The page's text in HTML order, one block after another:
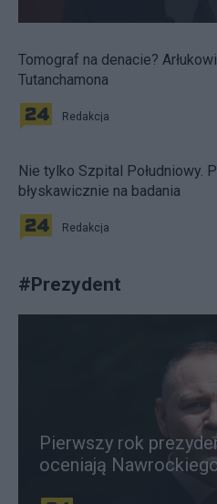
Tomograf na denacie?
Tutanchamona
Redakcja
Nie tylko Szpital Południowy.
błyskawicznie na badania
Redakcja
#Prezydent
Pierwszy rok
oceniają